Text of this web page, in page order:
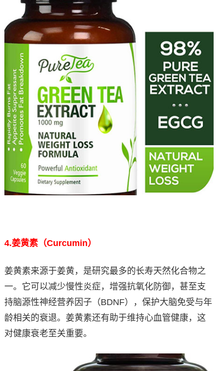
4.姜黄素（Curcumin）
姜黄素来源于姜黄，是研究最多的长寿天然化合物之
一。它可以减少慢性炎症，增强抗氧化防御，甚至支
持脑源性神经营养因子（BDNF），保护大脑免受与年
龄相关的衰退。姜黄素还有助于维持心血管健康，这
对健康衰老至关重要。